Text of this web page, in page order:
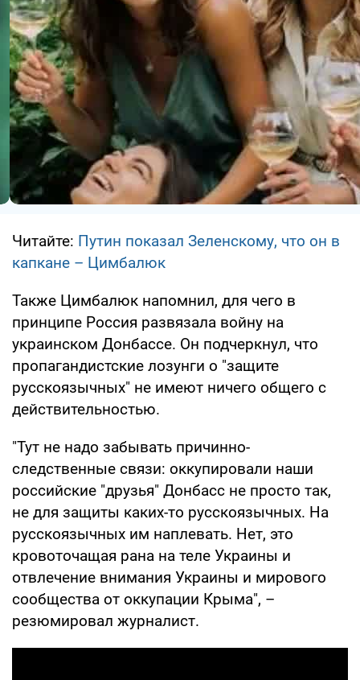
Читайте: Путин показал Зеленскому, что он в
капкане – Цимбалюк
Также Цимбалюк напомнил, для чего в
принципе Россия развязала войну на
украинском Донбассе. Он подчеркнул, что
пропагандистские лозунги о "защите
русскоязычных" не имеют ничего общего с
действительностью.
"Тут не надо забывать причинно-
следственные связи: оккупировали наши
российские "друзья" Донбасс не просто так,
не для защиты каких-то русскоязычных. На
русскоязычных им наплевать. Нет, это
кровоточащая рана на теле Украины и
отвлечение внимания Украины и мирового
сообщества от оккупации Крыма", –
резюмировал журналист.